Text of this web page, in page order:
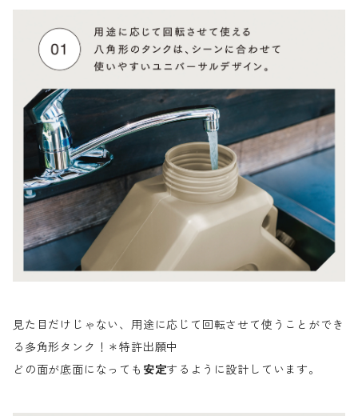
見た目だけじゃない、用途に応じて回転させて使うことができ
る多角形タンク！＊特許出願中
どの面が底面になっても 安定するように設計しています。